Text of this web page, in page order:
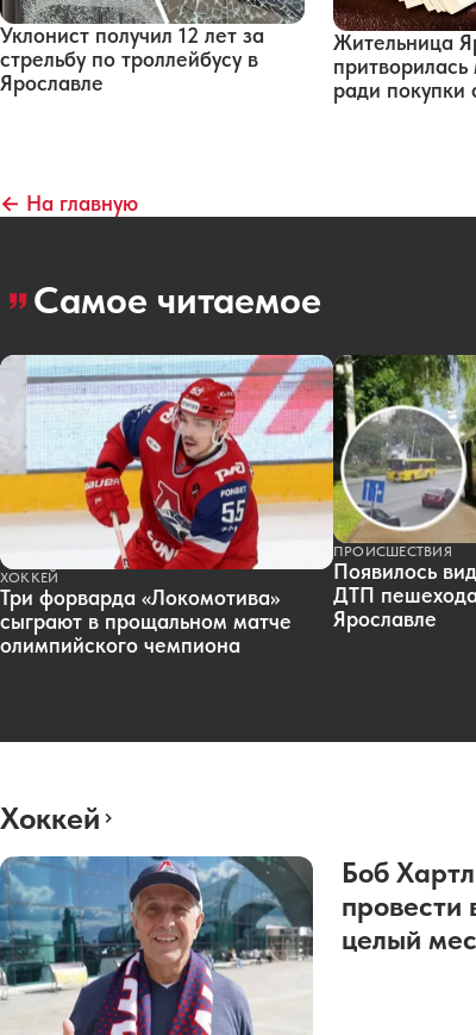
Уклонист получил 12 лет за
стрельбу по троллейбусу в
Ярославле
Жительница
ради покупки
← На главную
Самое читаемое
ХОККЕЙ
Три форварда «Локомотива»
сыграют в прощальном матче
олимпийского чемпиона
ПРОИСШЕСТВИЯ
Появилось
ДТП
Ярославле
Хоккей
Боб
провести
целый